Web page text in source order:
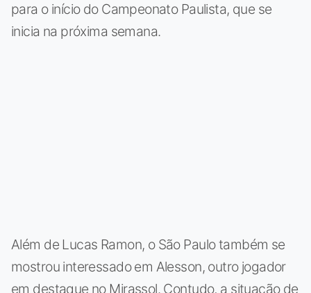
para o início do Campeonato Paulista, que se
inicia na próxima semana.
Além de Lucas Ramon, o São Paulo também se
mostrou interessado em Alesson, outro jogador
em destaque no Mirassol. Contudo, a situação de